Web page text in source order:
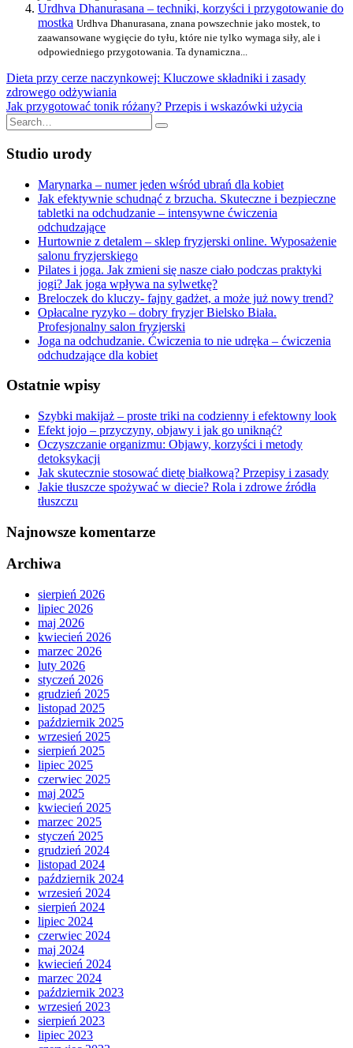
Urdhva Dhanurasana – techniki, korzyści i przygotowanie do
mostka Urdhva Dhanurasana, znana powszechnie jako mostek, to
zaawansowane wygięcie do tyłu, które nie tylko wymaga siły, ale i
odpowiedniego przygotowania. Ta dynamiczna...
Nawigacja
wpisu
Dieta przy cerze naczynkowej: Kluczowe składniki i zasady
zdrowego odżywiania
Jak przygotować tonik różany? Przepis i wskazówki użycia
Search
for:
Studio urody
Marynarka – numer jeden wśród ubrań dla kobiet
Jak efektywnie schudnąć z brzucha. Skuteczne i bezpieczne
tabletki na odchudzanie – intensywne ćwiczenia
odchudzające
Hurtownie z detalem – sklep fryzjerski online. Wyposażenie
salonu fryzjerskiego
Pilates i joga. Jak zmieni się nasze ciało podczas praktyki
jogi? Jak joga wpływa na sylwetkę?
Breloczek do kluczy- fajny gadżet, a może już nowy trend?
Opłacalne ryzyko – dobry fryzjer Bielsko Biała.
Profesjonalny salon fryzjerski
Joga na odchudzanie. Ćwiczenia to nie udręka – ćwiczenia
odchudzające dla kobiet
Ostatnie wpisy
Szybki makijaż – proste triki na codzienny i efektowny look
Efekt jojo – przyczyny, objawy i jak go uniknąć?
Oczyszczanie organizmu: Objawy, korzyści i metody
detoksykacji
Jak skutecznie stosować dietę białkową? Przepisy i zasady
Jakie tłuszcze spożywać w diecie? Rola i zdrowe źródła
tłuszczu
Najnowsze komentarze
Archiwa
sierpień 2026
lipiec 2026
maj 2026
kwiecień 2026
marzec 2026
luty 2026
styczeń 2026
grudzień 2025
listopad 2025
październik 2025
wrzesień 2025
sierpień 2025
lipiec 2025
czerwiec 2025
maj 2025
kwiecień 2025
marzec 2025
styczeń 2025
grudzień 2024
listopad 2024
październik 2024
wrzesień 2024
sierpień 2024
lipiec 2024
czerwiec 2024
maj 2024
kwiecień 2024
marzec 2024
październik 2023
wrzesień 2023
sierpień 2023
lipiec 2023